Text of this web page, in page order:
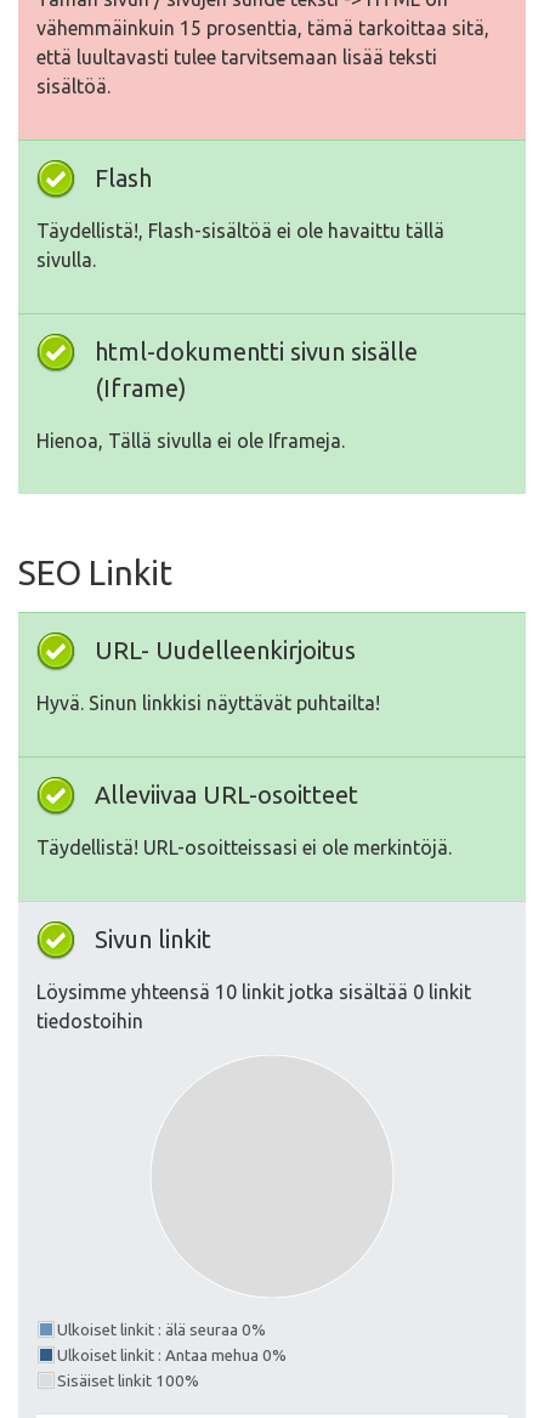
vähemmäinkuin 15 prosenttia, tämä tarkoittaa sitä,
että luultavasti tulee tarvitsemaan lisää teksti
sisältöä.
Flash
Täydellistä!, Flash-sisältöä ei ole havaittu tällä
sivulla.
html-dokumentti sivun sisälle
(Iframe)
Hienoa, Tällä sivulla ei ole Iframeja.
SEO Linkit
URL- Uudelleenkirjoitus
Hyvä. Sinun linkkisi näyttävät puhtailta!
Alleviivaa URL-osoitteet
Täydellistä! URL-osoitteissasi ei ole merkintöjä.
Sivun linkit
Löysimme yhteensä 10 linkit jotka sisältää 0 linkit
tiedostoihin
Ulkoiset linkit : älä seuraa 0%
Ulkoiset linkit : Antaa mehua 0%
Sisäiset linkit 100%